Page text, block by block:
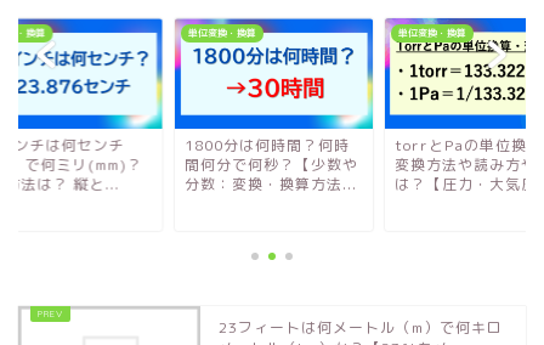
換・換算
ンチは何センチ
）で何ミリ(mm)？
方法は？ 縦と...
単位変換・換算
1800分は何時間？何時
間何分で何秒？【少数や
分数：変換・換算方法...
単位変換・換算
torrとPaの単位換
変換方法や読み方や
は？【圧力・大気圧
23フィートは何メートル（m）で何キロ